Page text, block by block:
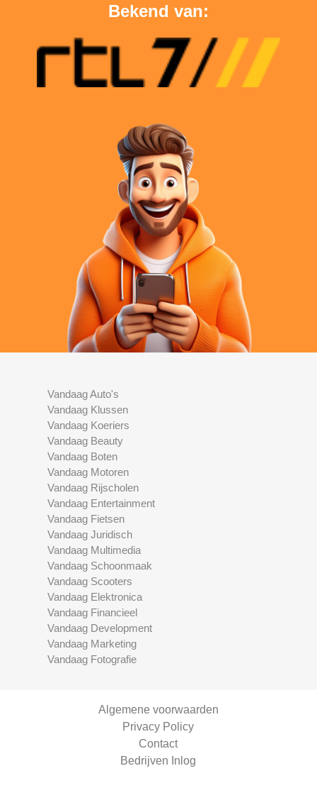
Bekend van:
Vandaag Auto's
Vandaag Klussen
Vandaag Koeriers
Vandaag Beauty
Vandaag Boten
Vandaag Motoren
Vandaag Rijscholen
Vandaag Entertainment
Vandaag Fietsen
Vandaag Juridisch
Vandaag Multimedia
Vandaag Schoonmaak
Vandaag Scooters
Vandaag Elektronica
Vandaag Financieel
Vandaag Development
Vandaag Marketing
Vandaag Fotografie
Algemene voorwaarden
Privacy Policy
Contact
Bedrijven Inlog